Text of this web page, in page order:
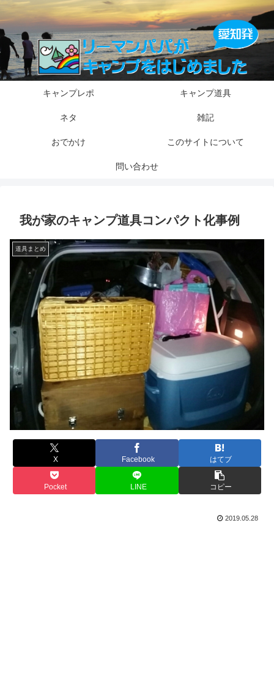
キャンプレポ キャンプ道具
ネタ 雑記
おでかけ このサイトについて
問い合わせ
我が家のキャンプ道具コンパクト化事例
道具まとめ
X Facebook はてブ
Pocket LINE コピー
2019.05.28